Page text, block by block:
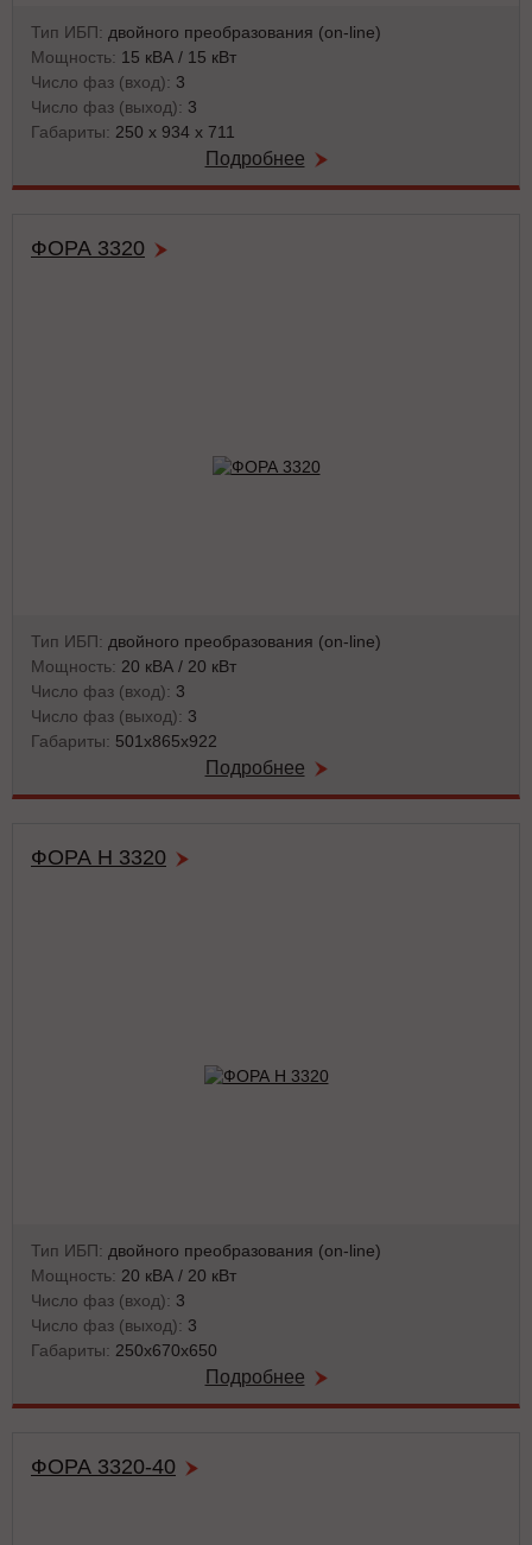
Тип ИБП: двойного преобразования (on-line)
Мощность: 15 кВА / 15 кВт
Число фаз (вход): 3
Число фаз (выход): 3
Габариты: 250 х 934 х 711
Подробнее
ФОРА 3320
Тип ИБП: двойного преобразования (on-line)
Мощность: 20 кВА / 20 кВт
Число фаз (вход): 3
Число фаз (выход): 3
Габариты: 501x865x922
Подробнее
ФОРА Н 3320
Тип ИБП: двойного преобразования (on-line)
Мощность: 20 кВА / 20 кВт
Число фаз (вход): 3
Число фаз (выход): 3
Габариты: 250x670x650
Подробнее
ФОРА 3320-40